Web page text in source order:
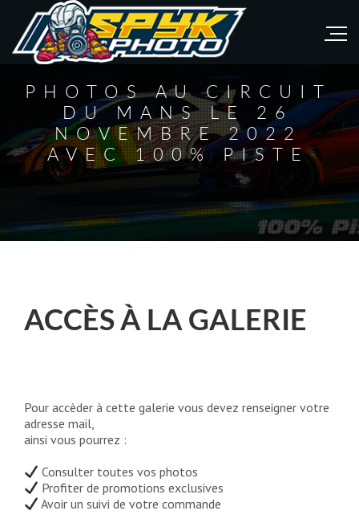
PHOTOS AU CIRCUIT
DU MANS LE 26
NOVEMBRE 2022
AVEC 100% PISTE
ACCÈS À LA GALERIE
Pour accèder à cette galerie vous devez renseigner votre
adresse mail,
ainsi vous pourrez :
Consulter toutes vos photos
Profiter de promotions exclusives
Avoir un suivi de votre commande